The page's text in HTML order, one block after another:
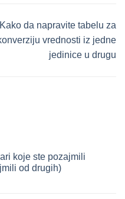
Kako da napravite tabelu za
vrednosti iz jedne
jedinice u drugu
koje ste pozajmili
od drugih)